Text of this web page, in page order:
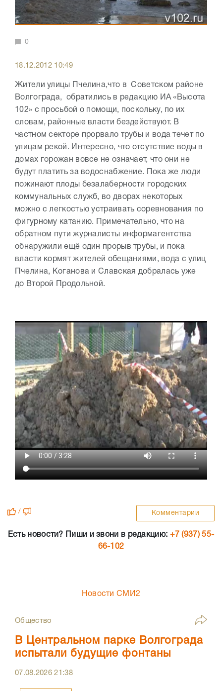
0
18.12.2012 10:49
Жители улицы Пчелина,что в Советском районе
Волгограда, обратились в редакцию ИА «Высота
102» с просьбой о помощи, поскольку, по их
словам, районные власти бездействуют. В
частном секторе прорвало трубы и вода течет по
улицам рекой. Интересно, что отсутствие воды в
домах горожан вовсе не означает, что они не
будут платить за водоснабжение. Пока же люди
пожинают плоды безалаберности городских
коммунальных служб, во дворах некоторых
можно с легкостью устраивать соревнования по
фигурному катанию. Примечательно, что на
обратном пути журналисты информагентства
обнаружили ещё один прорыв трубы, и пока
власти кормят жителей обещаниями, вода с улиц
Пчелина, Коганова и Славская добралась уже
до Второй Продольной.
/ Комментарии
Есть новости? Пиши и звони в редакцию: +7 (937) 55-
66-102
Новости СМИ2
Общество
В Центральном парке Волгограда
испытали будущие фонтаны
07.08.202621:38